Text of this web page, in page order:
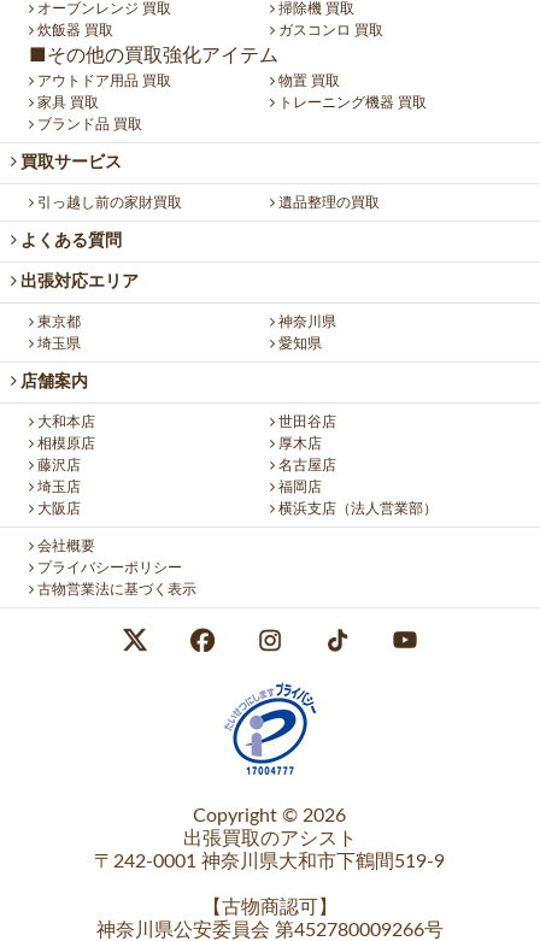
オーブンレンジ 買取
掃除機 買取
炊飯器 買取
ガスコンロ 買取
■その他の買取強化アイテム
アウトドア用品 買取
物置 買取
家具 買取
トレーニング機器 買取
ブランド品 買取
買取サービス
引っ越し前の家財買取 遺品整理の買取
よくある質問
出張対応エリア
東京都
神奈川県
埼玉県
愛知県
店舗案内
大和本店
世田谷店
相模原店
厚木店
藤沢店
名古屋店
埼玉店
福岡店
大阪店
横浜支店（法人営業部）
会社概要
プライバシーポリシー
古物営業法に基づく表示
Copyright © 2026
出張買取のアシスト
〒242-0001 神奈川県大和市下鶴間519-9
【古物商認可
】
神奈川県公安委員会 第452780009266号